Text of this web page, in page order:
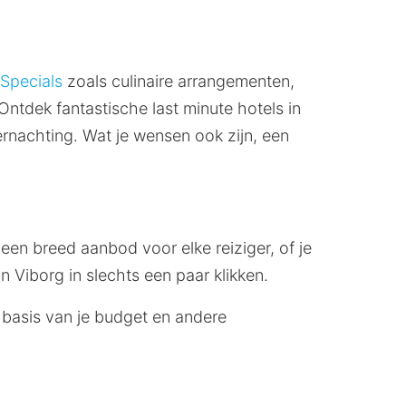
Specials zoals culinaire arrangementen,
fantastische last minute hotels in
Wat je wensen ook zijn, een
breed aanbod voor elke reiziger, of je
Viborg in slechts een paar klikken.
van je budget en andere